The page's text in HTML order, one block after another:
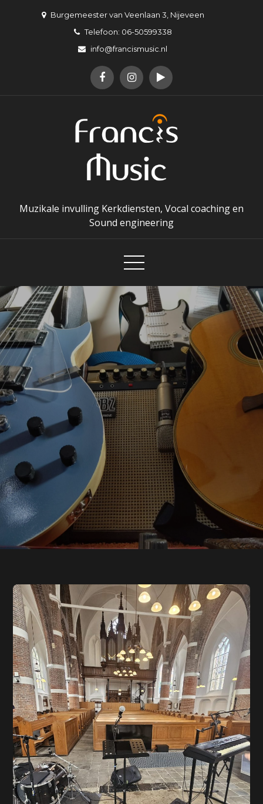
Burgemeester van Veenlaan 3, Nijeveen
Telefoon: 06-50599338
info@francismusic.nl
Muzikale invulling Kerkdiensten, Vocal coaching en
Sound engineering